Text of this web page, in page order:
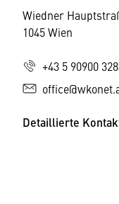
Wiedner
1045 Wien
+43 5 90900
Detaillierte